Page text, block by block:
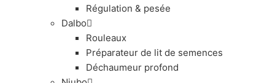
Régulation & pesée
Dalbo
Rouleaux
Préparateur de lit de semences
Déchaumeur profond